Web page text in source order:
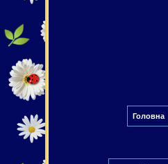
Головна